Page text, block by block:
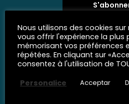
Nous utilisons des cookies
vous offrir l'expérience la plus
mémorisant vos préférences
répétées. En cliquant sur
consentez à l'utilisation de
Personalice
Acceptar